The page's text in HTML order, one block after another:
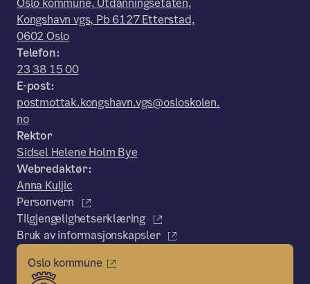
Kongshavn vgs, Pb 6127 Etterstad,
0602 Oslo
Telefon:
23 38 15 00
E-post:
postmottak.kongshavn.vgs@osloskolen.
no
Rektor
Sidsel Helene Holm Bye
Webredaktør:
Anna Kuljic
Personvern
Tilgjengelighetserklæring
Bruk av informasjonskapsler
Oslo kommune